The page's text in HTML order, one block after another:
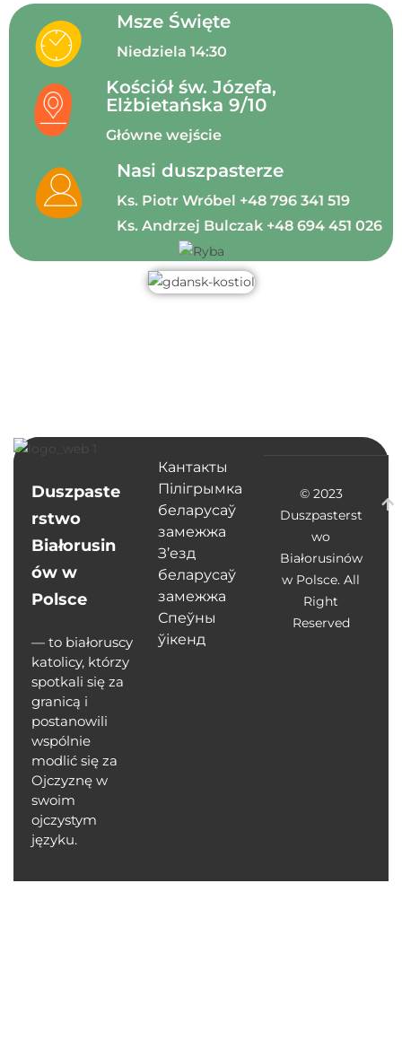
Msze Święte
Niedziela 14:30
Kościół św. Józefa,
Elżbietańska 9/10
Główne wejście
Nasi duszpasterze
Ks. Piotr Wróbel +48 796 341 519
Ks. Andrzej Bulczak +48 694 451 026
Duszpaste
rstwo
Białorusin
ów w
Polsce
— to białoruscy
katolicy, którzy
spotkali się za
granicą i
postanowili
wspólnie
modlić się za
Ojczyznę w
swoim
ojczystym
języku.
Кантакты
Пілігрымка
беларусаў
замежжа
З’езд
беларусаў
замежжа
Спеўны
ўікенд
© 2023
Duszpasterst
wo
Białorusinów
w Polsce. All
Right
Reserved